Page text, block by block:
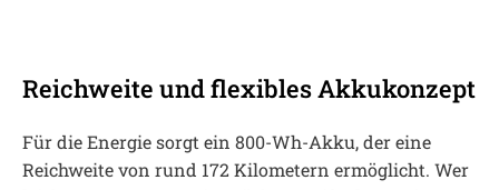
Reichweite und flexibles Akkukonzept
Für die Energie sorgt ein 800-Wh-Akku, der eine
Reichweite von rund 172 Kilometern ermöglicht. Wer